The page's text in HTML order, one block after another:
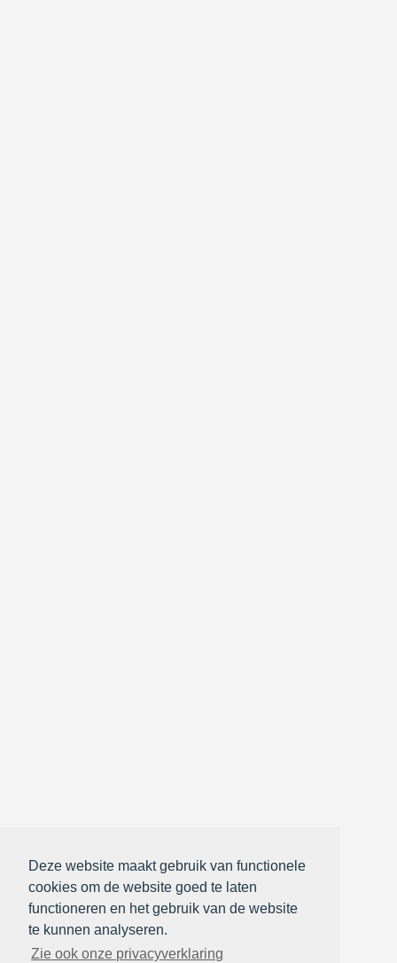
Deze website maakt gebruik van functionele
cookies om de website goed te laten
functioneren en het gebruik van de website
te kunnen analyseren.
Zie ook onze privacyverklaring